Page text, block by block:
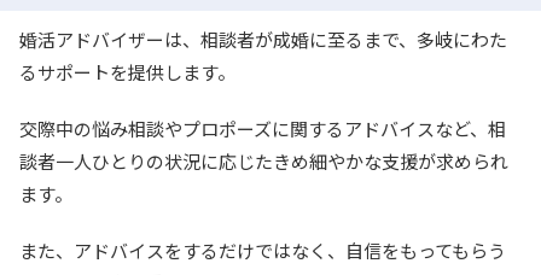
婚活アドバイザーは、相談者が成婚に至るまで、多岐にわた
るサポートを提供します。
交際中の悩み相談やプロポーズに関するアドバイスなど、相
談者一人ひとりの状況に応じたきめ細やかな支援が求められ
ます。
また、アドバイスをするだけではなく、自信をもってもらう